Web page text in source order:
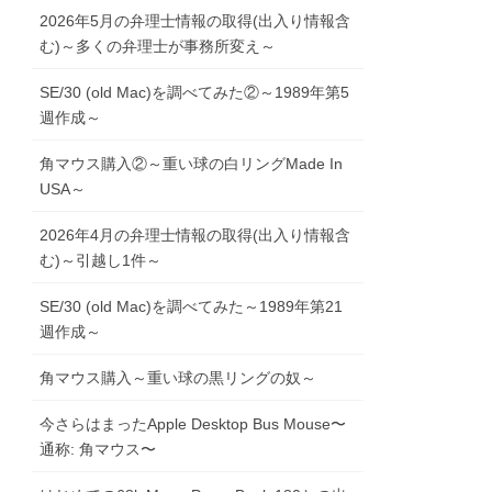
2026年5月の弁理士情報の取得(出入り情報含
む)～多くの弁理士が事務所変え～
SE/30 (old Mac)を調べてみた②～1989年第5
週作成～
角マウス購入②～重い球の白リングMade In
USA～
2026年4月の弁理士情報の取得(出入り情報含
む)～引越し1件～
SE/30 (old Mac)を調べてみた～1989年第21
週作成～
角マウス購入～重い球の黒リングの奴～
今さらはまったApple Desktop Bus Mouse〜
通称: 角マウス〜